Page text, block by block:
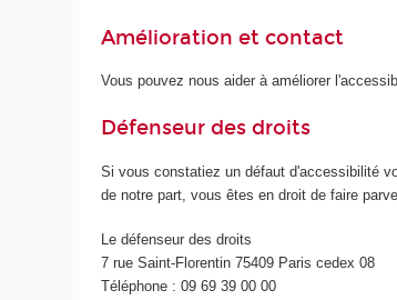
Amélioration et contact
Vous pouvez nous aider à améliorer
Défenseur des droits
Si vous constatiez un défaut d'accessibilité
de notre part, vous êtes en droit de faire
Le défenseur des droits
7 rue Saint-Florentin 75409 Paris cedex 08
Téléphone : 09 69 39 00 00